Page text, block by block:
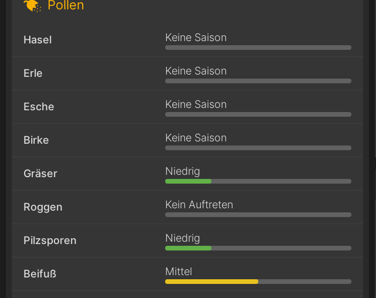
Pollen
Hasel Keine Saison
Erle Keine Saison
Esche Keine Saison
Birke Keine Saison
Gräser Niedrig
Roggen Kein Auftreten
Pilzsporen Niedrig
Beifuß Mittel